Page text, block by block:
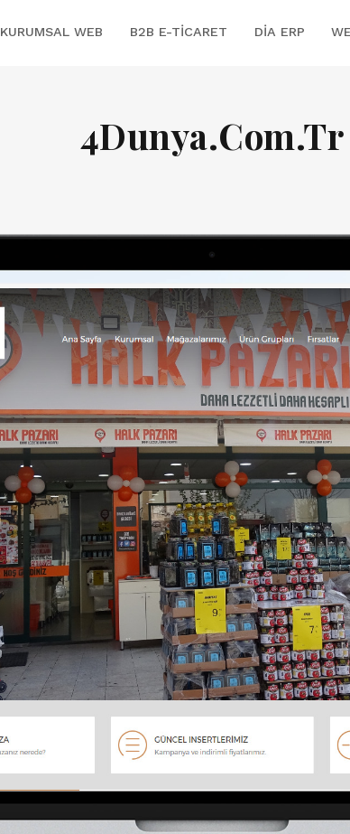
KURUMSAL WEB B2B E-TICARET DİA ERP
4Dunya.Com.Tr